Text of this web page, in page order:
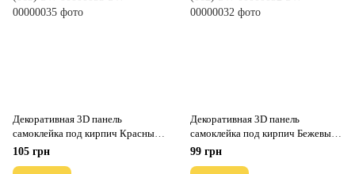
Декоративная 3D панель
самоклейка под кирпич Красный
мрамор 700x770x5мм (063) SW-
105 грн
Декоративная 3D панель
самоклейка под кирпич Бежевый
мрамор 700x770x5мм (062) SW-
99 грн